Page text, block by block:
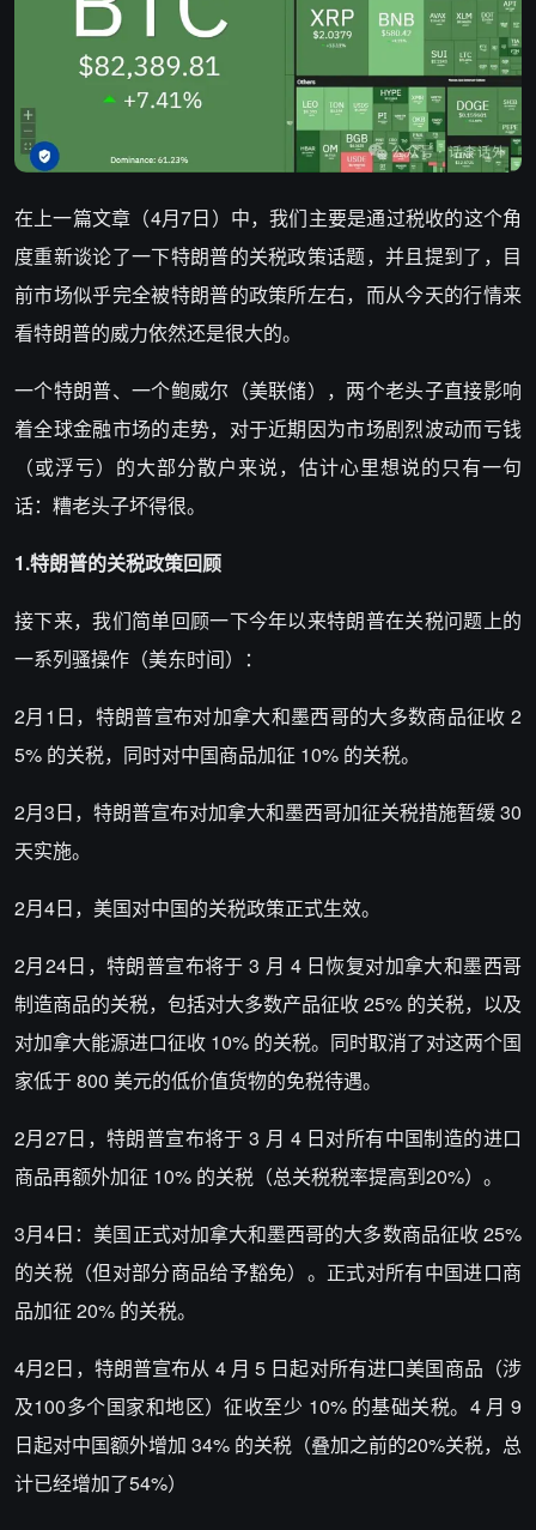
在上一篇文章（4月7日）中，我们主要是通过税收的这个角
度重新谈论了一下特朗普的关税政策话题，并且提到了，目
前市场似乎完全被特朗普的政策所左右，而从今天的行情来
看特朗普的威力依然还是很大的。
一个特朗普、一个鲍威尔（美联储），两个老头子直接影响
着全球金融市场的走势，对于近期因为市场剧烈波动而亏钱
（或浮亏）的大部分散户来说，估计心里想说的只有一句
话：糟老头子坏得很。
1.特朗普的关税政策回顾
接下来，我们简单回顾一下今年以来特朗普在关税问题上的
一系列骚操作（美东时间）：
2月1日，特朗普宣布对加拿大和墨西哥的大多数商品征收 2
5% 的关税，同时对中国商品加征 10% 的关税。
2月3日，特朗普宣布对加拿大和墨西哥加征关税措施暂缓 30
天实施。
2月4日，美国对中国的关税政策正式生效。
2月24日，特朗普宣布将于 3 月 4 日恢复对加拿大和墨西哥
制造商品的关税，包括对大多数产品征收 25% 的关税，以及
对加拿大能源进口征收 10% 的关税。同时取消了对这两个国
家低于 800 美元的低价值货物的免税待遇。
2月27日，特朗普宣布将于 3 月 4 日对所有中国制造的进口
商品再额外加征 10% 的关税（总关税税率提高到20%）。
3月4日：美国正式对加拿大和墨西哥的大多数商品征收 25%
的关税（但对部分商品给予豁免）。正式对所有中国进口商
品加征 20% 的关税。
4月2日，特朗普宣布从 4 月 5 日起对所有进口美国商品（涉
及100多个国家和地区）征收至少 10% 的基础关税。4 月 9
日起对中国额外增加 34% 的关税（叠加之前的20%关税，总
计已经增加了54%）